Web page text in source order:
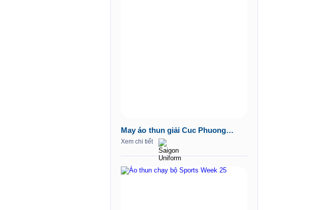
May áo thun giải Cuc Phuong
Jungle Paths 2024
Xem chi tiết